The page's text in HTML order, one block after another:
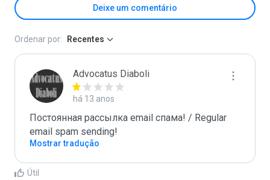
Deixe um comentário
Ordenar por: Recentes
Advocatus Diaboli
há 13 anos
Постоянная рассылка email спама! / Regular
email spam sending!
Mostrar tradução
Útil